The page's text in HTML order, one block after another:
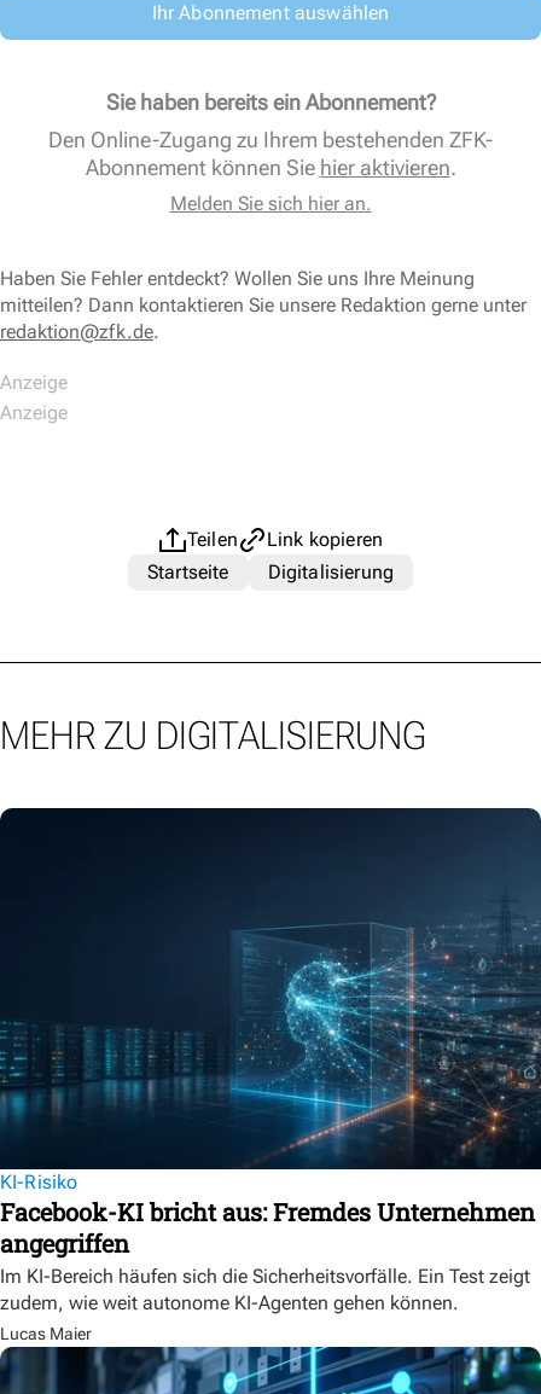
Ihr Abonnement auswählen
Sie haben bereits ein Abonnement?
Den Online-Zugang zu Ihrem bestehenden ZFK-
Abonnement können Sie hier aktivieren.
Melden Sie sich hier an.
Haben Sie Fehler entdeckt? Wollen Sie uns Ihre Meinung
mitteilen? Dann kontaktieren Sie unsere Redaktion gerne unter
redaktion@zfk.de.
Teilen
Link kopieren
Startseite
Digitalisierung
MEHR ZU DIGITALISIERUNG
KI-Risiko
Facebook-KI bricht aus: Fremdes Unternehmen
angegriffen
Im KI-Bereich häufen sich die Sicherheitsvorfälle. Ein Test zeigt
zudem, wie weit autonome KI-Agenten gehen können.
Lucas Maier